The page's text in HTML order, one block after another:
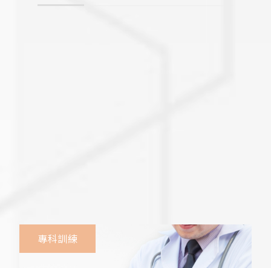
於1988年，1990年起由專任主治醫師
專科訓練